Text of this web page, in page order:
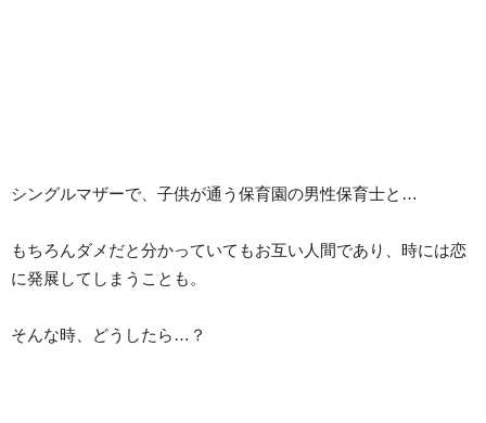
シングルマザーで、子供が通う保育園の男性保育士と…
もちろんダメだと分かっていてもお互い人間であり、時には恋
に発展してしまうことも。
そんな時、どうしたら…？